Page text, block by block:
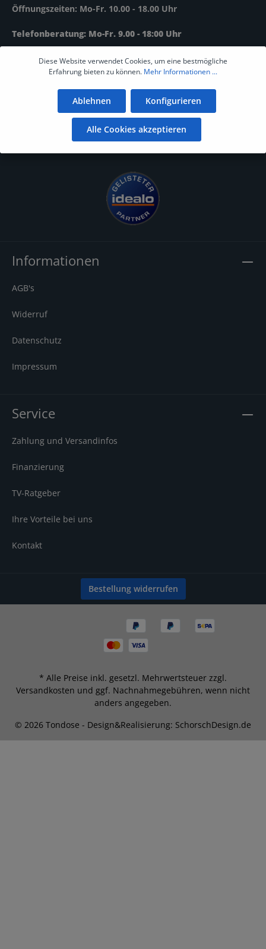
Öffnungszeiten: Mo-Fr. 10.00 - 18.00 Uhr
Telefonberatung: Mo-Fr. 9.00 - 18:00 Uhr
Samstag geschlossen
Ausserhalb der Öffnungszeiten gerne über unser
Kontaktformular.
Informationen
AGB's
Widerruf
Datenschutz
Impressum
Service
Zahlung und Versandinfos
Finanzierung
TV-Ratgeber
Ihre Vorteile bei uns
Kontakt
Bestellung widerrufen
© 2026 Tondose - Design&Realisierung: SchorschDesign.de
* Alle Preise inkl. gesetzl. Mehrwertsteuer zzgl.
Versandkosten und ggf. Nachnahmegebühren, wenn nicht
anders angegeben.
Diese Website verwendet Cookies, um eine bestmögliche
Erfahrung bieten zu können. Mehr Informationen ...
Ablehnen Konfigurieren
Alle Cookies akzeptieren